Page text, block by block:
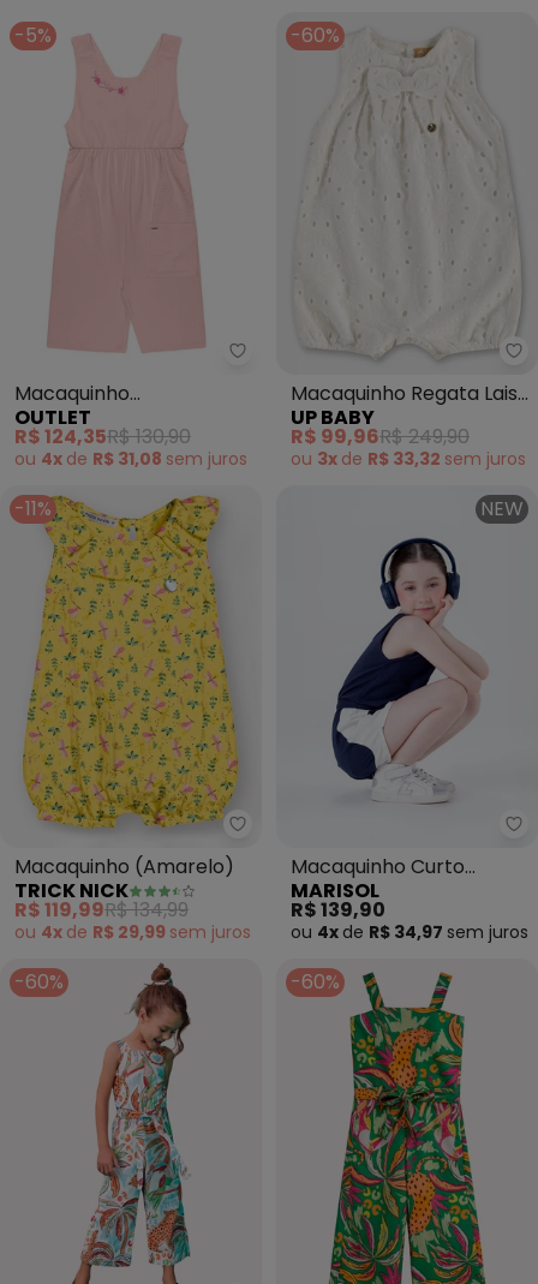
-5%
Outlet - Macaquinho
Macaquinho
Transpassado Menina
(Rosa )
OUTLET
R$ 124,35R$ 130,90
ou 4x de R$ 31,08 sem juros
-60%
Macaquinho Regata Laise
Laço (Branco)
UP BABY
R$ 99,96R$ 249,90
ou 3x de R$ 33,32 sem juros
-11%
Trick Nick - Macaquinho
Macaquinho (Amarelo)
TRICK NICK
R$ 119,99R$ 134,99
ou 4x de R$ 29,99 sem juros
NEW
Macaquinho Curto
Menina Marisol (Azul)
MARISOL
R$ 139,90
ou 4x de R$ 34,97 sem juros
-60% -60%